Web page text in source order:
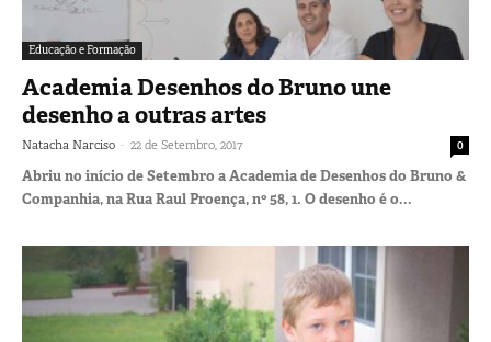
Educação e Formação
Academia Desenhos do Bruno une
desenho a outras artes
Natacha Narciso - 22 de Setembro, 2017 0
Abriu no início de Setembro a Academia de Desenhos do Bruno &
Companhia, na Rua Raul Proença, nº 58, 1. O desenho é o...